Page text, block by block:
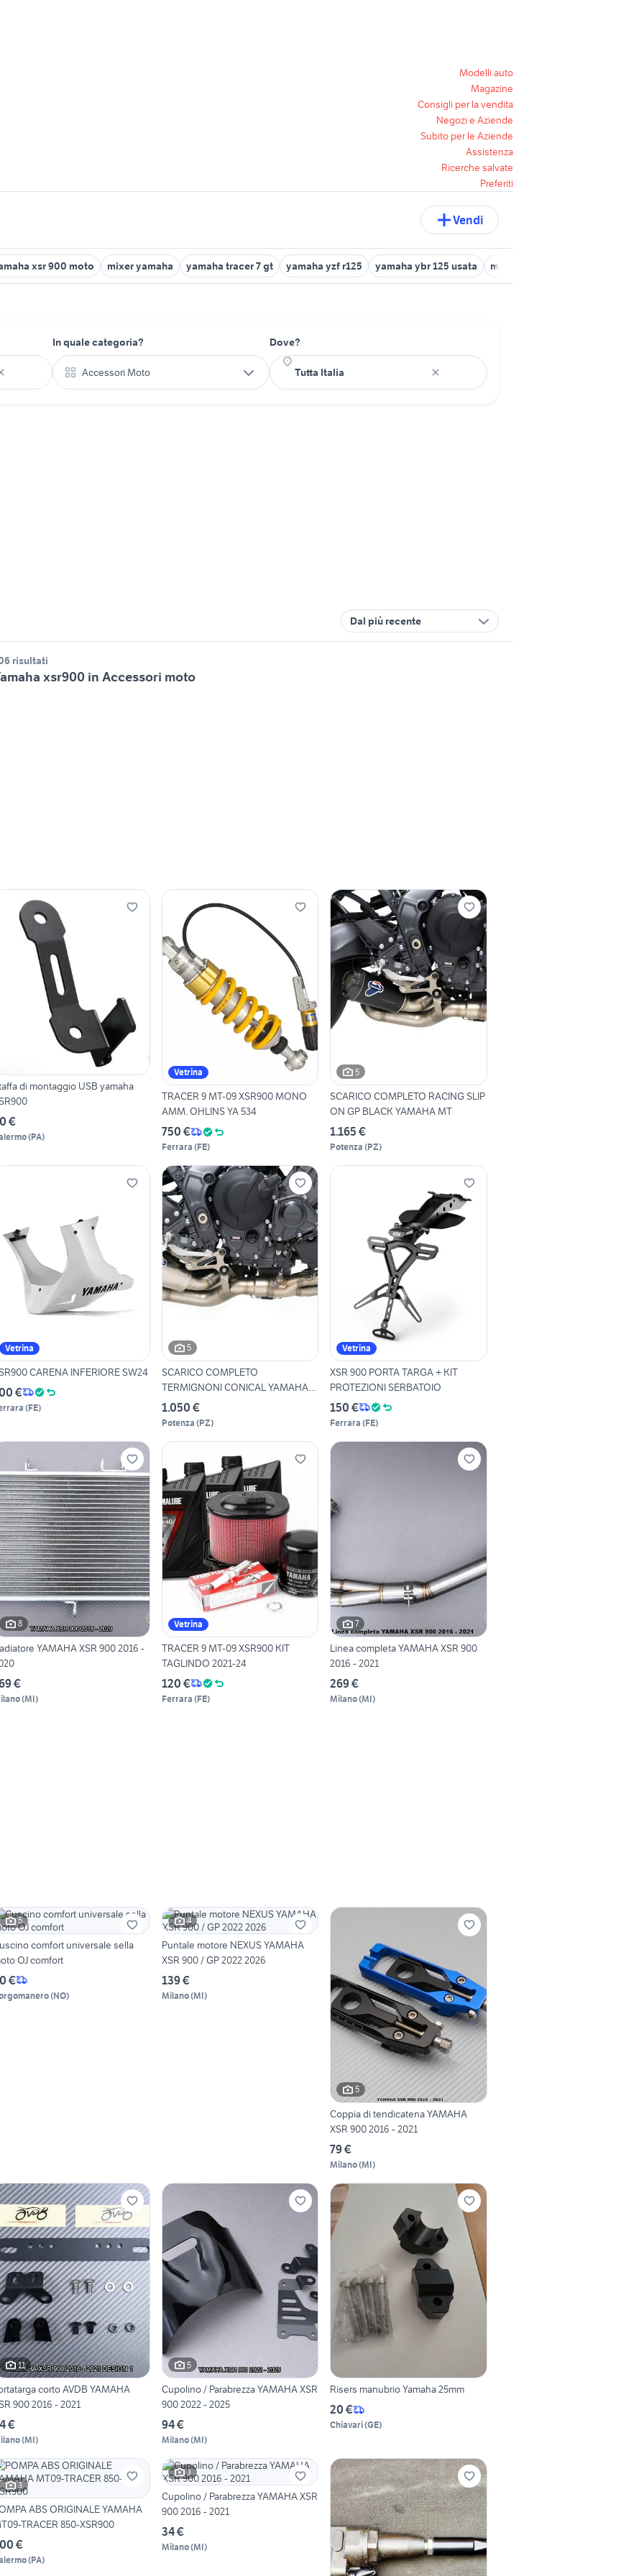
Modelli auto
Magazine
Consigli per la vendita
Negozi e Aziende
Subito per le Aziende
Assistenza
Ricerche salvate
Preferiti
Vendi
xsr 900 moto mixer yamaha yamaha tracer 7 gt yamaha yzf r125 yamaha ybr 125 usata moto yamaha 250
In quale categoria?
Accessori Moto
Dove?
Dal più recente
risultati
xsr900 in Accessori moto
di montaggio USB yamaha
€
(PA)
Vetrina
TRACER 9 MT-09 XSR900 MONO
AMM. OHLINS YA 534
750 €
Ferrara (FE)
5
SCARICO COMPLETO RACING SLIP
ON GP BLACK YAMAHA MT
1.165 €
Potenza (PZ)
Vetrina
CARENA INFERIORE SW24
€
(FE)
5
SCARICO COMPLETO
TERMIGNONI CONICAL YAMAHA
MT-09 /
1.050 €
Potenza (PZ)
Vetrina
XSR 900 PORTA TARGA + KIT
PROTEZIONI SERBATOIO
150 €
Ferrara (FE)
8
YAMAHA XSR 900 2016 -
€
(MI)
Vetrina
TRACER 9 MT-09 XSR900 KIT
TAGLINDO 2021-24
120 €
Ferrara (FE)
7
Linea completa YAMAHA XSR 900
2016 - 2021
269 €
Milano(MI)
5
comfort universale sella
OJ comfort
€
(NO)
4
Puntale motore NEXUS YAMAHA
XSR 900 / GP 2022 2026
139 €
Milano(MI)
5
Coppia di tendicatena YAMAHA
XSR 900 2016 - 2021
79 €
Milano(MI)
11
corto AVDB YAMAHA
900 2016 - 2021
€
(MI)
5
Cupolino / Parabrezza YAMAHA XSR
900 2022 - 2025
94 €
Milano(MI)
Risers manubrio Yamaha 25mm
20 €
Chiavari(GE)
3
ABS ORIGINALE YAMAHA
TRACER 850-XSR900
€
(PA)
3
Cupolino / Parabrezza YAMAHA XSR
900 2016 - 2021
34 €
Milano(MI)